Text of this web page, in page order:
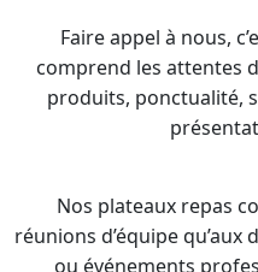
Faire appel à nous,
comprend les attentes
produits, ponctualité,
Nos plateaux repas
réunions d’équipe
ou événements